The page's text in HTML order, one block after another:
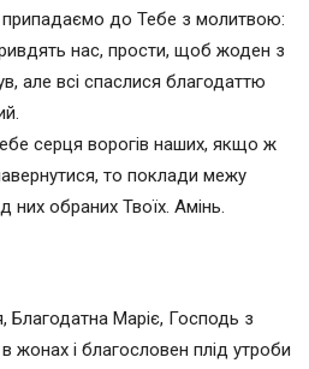
припадаємо до Тебе з молитвою:
нас, прости, щоб жоден з
але всі спаслися благодаттю
серця ворогів наших, якщо ж
то поклади межу
них обраних Твоїх. Амінь.
Благодатна Маріє, Господь з
жонах і благословен плід утроби